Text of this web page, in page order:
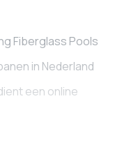
Fiberglass Pools
in Nederland
een online